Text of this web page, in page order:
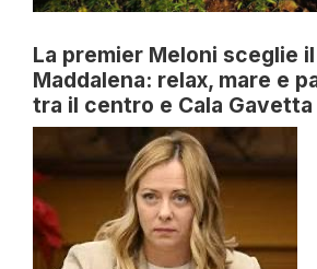
La premier Meloni sceglie
Maddalena: relax, mare e
tra il centro e Cala Gavetta